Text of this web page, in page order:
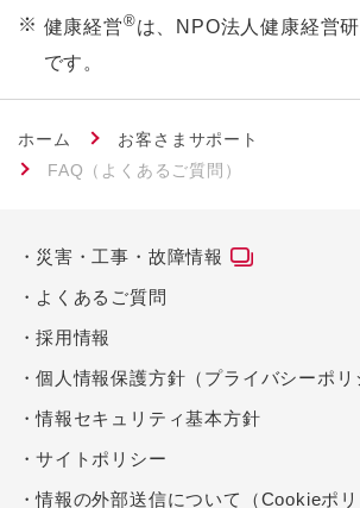
※ 健康経営®は、NPO法人健康経営
です。
ホーム
お客さまサポート
FAQ（よくあるご質問）
災害・工事・故障情報
よくあるご質問
採用情報
個人情報保護方針（プライバシーポリ
情報セキュリティ基本方針
サイトポリシー
情報の外部送信について（Cookieポリ